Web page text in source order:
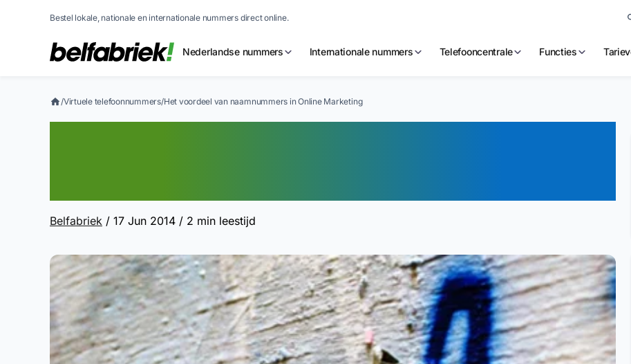
Bestel lokale, nationale en internationale nummers direct online.
Nederlandse nummers Internationale nummers Telefooncentrale Functies
/Virtuele telefoonnummers/Het voordeel van naamnummers in Online Marketing
Belfabriek / 17 Jun 2014 / 2 min leestijd